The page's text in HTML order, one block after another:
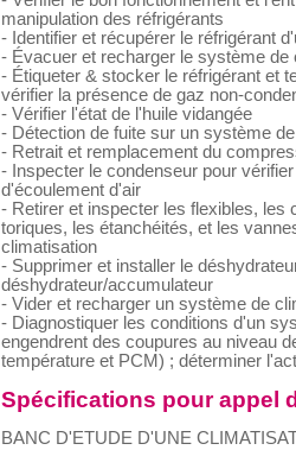
manipulation des réfrigérants
- Identifier et récupérer le réfrigérant
- Évacuer et recharger le système de
- Étiqueter & stocker le réfrigérant et
vérifier la présence de gaz non-
- Vérifier l'état de l'huile vidangée
- Détection de fuite sur un système
- Retrait et remplacement du
- Inspecter le condenseur pour
d'écoulement d'air
- Retirer et inspecter les flexibles, les
toriques, les étanchéités, et les
climatisation
- Supprimer et installer le
déshydrateur/accumulateur
- Vider et recharger un système de
- Diagnostiquer les conditions d'un
engendrent des coupures au niveau
température et PCM) ; déterminer
Spécifications pour appel
BANC D'ETUDE D'UNE